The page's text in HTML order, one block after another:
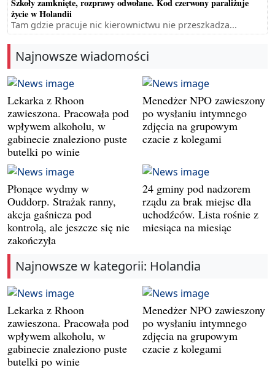
Szkoły zamknięte, rozprawy odwołane. Kod czerwony paraliżuje
życie w Holandii
Tam gdzie pracuje nic kierownictwu nie przeszkadza...
Najnowsze wiadomości
Lekarka z Rhoon
zawieszona. Pracowała pod
wpływem alkoholu, w
gabinecie znaleziono puste
butelki po winie
Menedżer NPO zawieszony
po wysłaniu intymnego
zdjęcia na grupowym
czacie z kolegami
Płonące wydmy w
Ouddorp. Strażak ranny,
akcja gaśnicza pod
kontrolą, ale jeszcze się nie
zakończyła
24 gminy pod nadzorem
rządu za brak miejsc dla
uchodźców. Lista rośnie z
miesiąca na miesiąc
Najnowsze w kategorii: Holandia
Lekarka z Rhoon
zawieszona. Pracowała pod
wpływem alkoholu, w
gabinecie znaleziono puste
butelki po winie
Menedżer NPO zawieszony
po wysłaniu intymnego
zdjęcia na grupowym
czacie z kolegami